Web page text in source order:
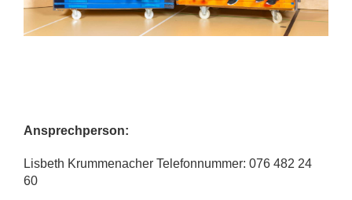
Ansprechperson:
Lisbeth Krummenacher Telefonnummer: 076 482 24
60